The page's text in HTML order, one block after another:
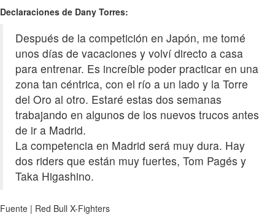
Declaraciones de Dany Torres:
Después de la competición en Japón, me tomé
unos días de vacaciones y volví directo a casa
para entrenar. Es increíble poder practicar en una
zona tan céntrica, con el río a un lado y la Torre
del Oro al otro. Estaré estas dos semanas
trabajando en algunos de los nuevos trucos antes
de ir a Madrid.
La competencia en Madrid será muy dura. Hay
dos riders que están muy fuertes, Tom Pagés y
Taka Higashino.
Fuente | Red Bull X-Fighters